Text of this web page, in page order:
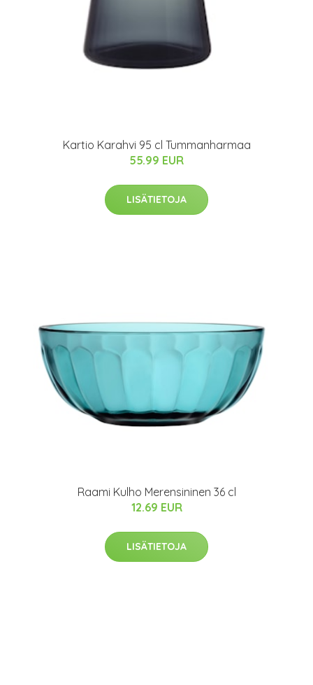
Kartio Karahvi 95 cl Tummanharmaa
55.99 EUR
LISÄTIETOJA
Raami Kulho Merensininen 36 cl
12.69 EUR
LISÄTIETOJA